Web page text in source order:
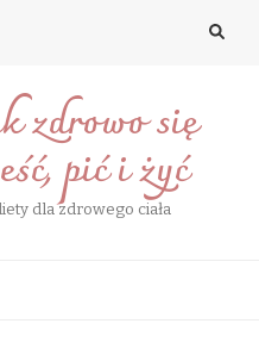
zdrowo się
pić i żyć
dla zdrowego ciała